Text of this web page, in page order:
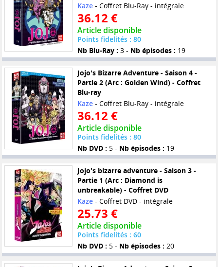
Kaze- Coffret Blu-Ray - intégrale
36.12 €
Article disponible
Points fidelités : 80
Nb Blu-Ray : 3 - Nb épisodes : 19
Jojo's Bizarre Adventure - Saison 4 -
Partie 2 (Arc : Golden Wind) - Coffret
Blu-ray
Kaze- Coffret Blu-Ray - intégrale
36.12 €
Article disponible
Points fidelités : 80
Nb DVD : 5 - Nb épisodes : 19
Jojo's bizarre adventure - Saison 3 -
Partie 1 (Arc : Diamond is
unbreakable) - Coffret DVD
Kaze- Coffret DVD - intégrale
25.73 €
Article disponible
Points fidelités : 60
Nb DVD : 5 - Nb épisodes : 20